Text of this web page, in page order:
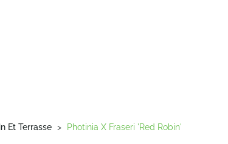
Et Terrasse > Photinia X Fraseri 'Red Robin'